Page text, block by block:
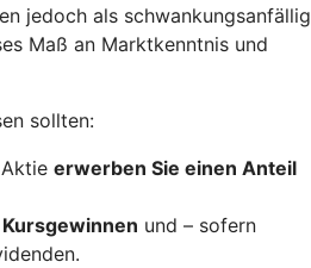
jedoch als schwankungsanfällig
Maß an Marktkenntnis und
sollten:
erwerben Sie einen Anteil
und – sofern